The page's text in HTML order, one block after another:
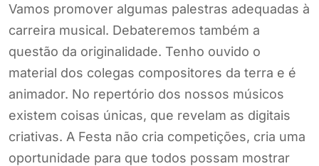
Vamos promover algumas palestras adequadas à
carreira musical. Debateremos também a
questão da originalidade. Tenho ouvido o
material dos colegas compositores da terra e é
animador. No repertório dos nossos músicos
existem coisas únicas, que revelam as digitais
criativas. A Festa não cria competições, cria uma
oportunidade para que todos possam mostrar